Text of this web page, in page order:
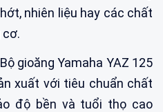
nhiên liệu hay các chất
cơ.
gioăng Yamaha YAZ 125
xuất với tiêu chuẩn chất
độ bền và tuổi thọ cao